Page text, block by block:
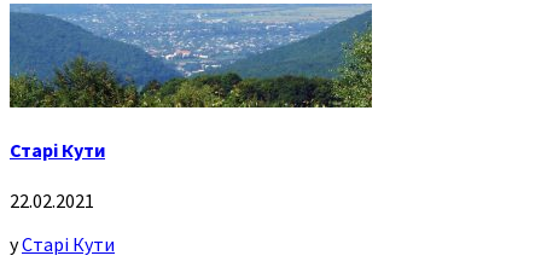
Старі Кути
22.02.2021
уСтарі Кути